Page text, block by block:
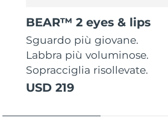
BEAR™ 2 eyes & lips
Sguardo più giovane.
Labbra più voluminose.
Sopracciglia risollevate.
USD 219